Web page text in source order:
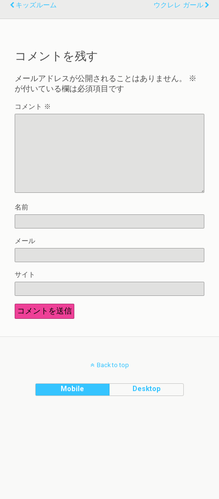
キッズルーム
ウクレレ ガール
コメントを残す
メールアドレスが公開されることはありません。
※
が付いている欄は必須項目です
コメント ※
名前
メール
サイト
Back to top
Mobile Desktop